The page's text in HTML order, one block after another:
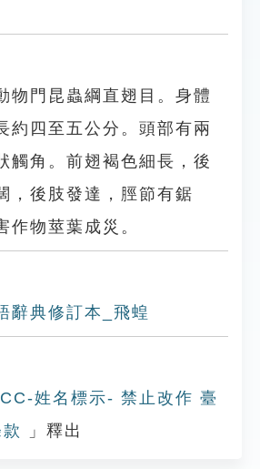
物門昆蟲綱直翅目。身體
約四至五公分。頭部有兩
觸角。前翅褐色細長，後
，後肢發達，脛節有鋸
作物莖葉成災。
辭典修訂本_飛蝗
姓名標示- 禁止改作 臺
」釋出